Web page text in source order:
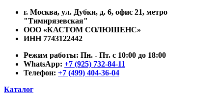
г. Москва, ул. Дубки, д. 6, офис 21, метро
"Тимирязевская"
ООО «КАСТОМ СОЛЮШЕНС»
ИНН 7743122442
Режим работы: Пн. - Пт. с 10:00 до 18:00
WhatsApp: +7 (925) 732-84-11
Телефон: +7 (499) 404-36-04
Каталог